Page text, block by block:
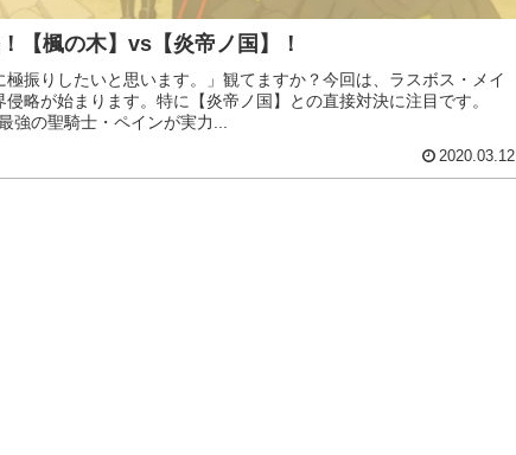
【楓の木】vs【炎帝ノ国】！
振りしたいと思います。」観てますか？今回は、ラスボス・メイ
略が始まります。特に【炎帝ノ国】との直接対決に注目です。
強の聖騎士・ペインが実力...
2020.03.12